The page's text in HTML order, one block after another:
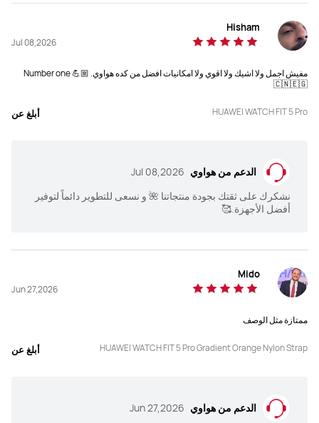
Hisham
Jul 08,2026
مفيش اجمل ولا اشيك ولا اقوي ولا امكانيات افضل من كده هواوي. Number one 💪🏼
🇨🇳🇪🇬
HUAWEI WATCH FIT 5 Pro أبلغ عن
الدعم من هواوي Jul 08,2026
نشكرك على ثقتك بجودة منتجاتنا 🌺 و نسعى للتطوير دائماً لتوفير
أفضل الأجهزة.🥰
Mido
Jun 27,2026
ممتازة مثل الوصف
HUAWEI WATCH FIT 5 Pro Gradient Orange Nylon Strap أبلغ عن
الدعم من هواوي Jun 27,2026